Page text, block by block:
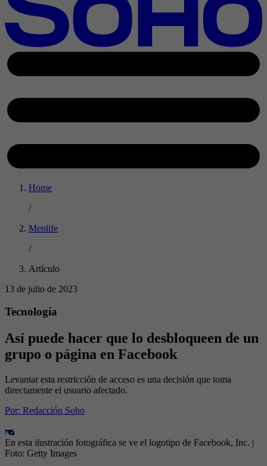
Home
/
Menlife
/
Artículo
13 de julio de 2023
Tecnología
Así puede hacer que lo desbloqueen de un
grupo o página en Facebook
Levantar esta restricción de acceso es una decisión que toma
directamente el usuario afectado.
Por: Redacción Soho
En esta ilustración fotográfica se ve el logotipo de Facebook, Inc. |
Foto: Getty Images